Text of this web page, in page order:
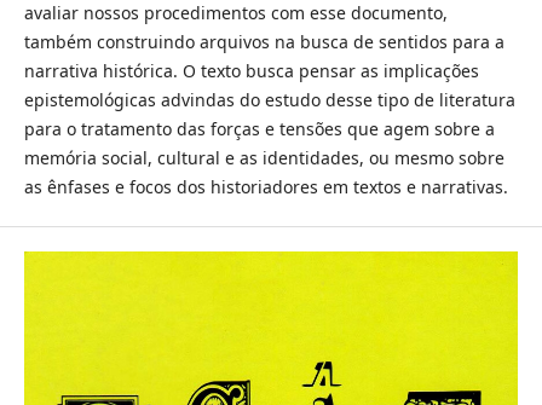
avaliar nossos procedimentos com esse documento,
também construindo arquivos na busca de sentidos para a
narrativa histórica. O texto busca pensar as implicações
epistemológicas advindas do estudo desse tipo de literatura
para o tratamento das forças e tensões que agem sobre a
memória social, cultural e as identidades, ou mesmo sobre
as ênfases e focos dos historiadores em textos e narrativas.